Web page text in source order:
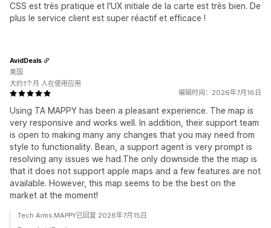
CSS est très pratique et l'UX initiale de la carte est très bien. De
plus le service client est super réactif et efficace !
编辑时间：2026年7月16日
Using TA MAPPY has been a pleasant experience. The map is
very responsive and works well. In addition, their support team
is open to making many any changes that you may need from
style to functionality. Bean, a support agent is very prompt is
resolving any issues we had.The only downside the the map is
that it does not support apple maps and a few features are not
available. However, this map seems to be the best on the
market at the moment!
AvidDeals
美国
大约1个月 人在使用应用
Tech Arms MAPPY已回复 2026年7月15日